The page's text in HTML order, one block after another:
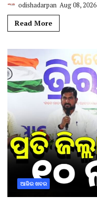
odishadarpan Aug 08, 2026
Read More
ଆଜିର ଖବର